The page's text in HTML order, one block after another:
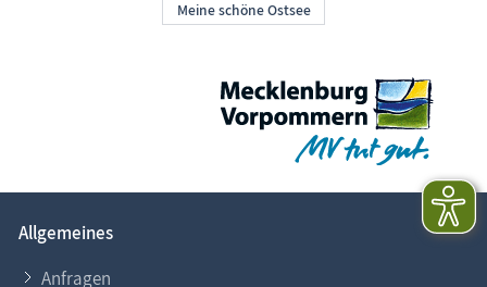
Allgemeines
Anfragen